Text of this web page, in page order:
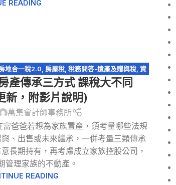
READING
地合一稅2.0 房屋稅, 稅務問答-遺產及贈與稅, 資
輕鬆節稅,遺產及贈與稅
產傳承三方式 課稅大不同
新，附影片說明)
萬集會計師事務所
爸爸若想為家族置產，須考量哪些法規
、出售或未來繼承，一併考量三類傳承
長期持有，再考慮成立家族控股公司，
管理家族的不動產。
READING